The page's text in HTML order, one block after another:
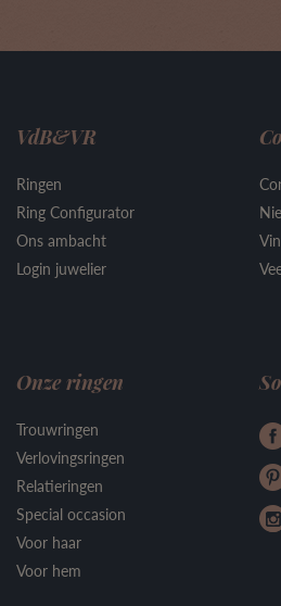
VdB&VR
Ringen
Ring Configurator
Ons ambacht
Login juwelier
Onze ringen
Trouwringen
Verlovingsringen
Relatieringen
Special occasion
Voor haar
Voor hem